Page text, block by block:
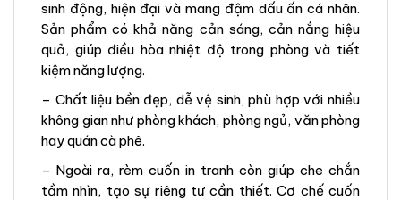
sinh động, hiện đại và mang đậm dấu ấn cá nhân.
Sản phẩm có khả năng cản sáng, cản nắng hiệu
quả, giúp điều hòa nhiệt độ trong phòng và tiết
kiệm năng lượng.
– Chất liệu bền đẹp, dễ vệ sinh, phù hợp với nhiều
không gian như phòng khách, phòng ngủ, văn phòng
hay quán cà phê.
– Ngoài ra, rèm cuốn in tranh còn giúp che chắn
tầm nhìn, tạo sự riêng tư cần thiết. Cơ chế cuốn